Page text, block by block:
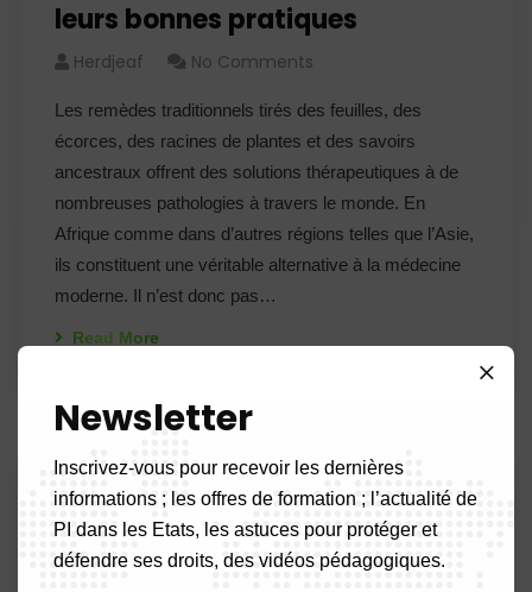
leurs bonnes pratiques
Herdjeaf No Comments
Les remèdes traditionnels tirés des feuilles, des
écorces, des racines de plantes et des savoirs
ancestraux offrent des solutions thérapeutiques à de
nombreuses pathologies à travers le monde. En
Afrique comme dans d’autres régions telles que l’Asie,
ils constituent une véritable alternative à la médecine
moderne. Il n’est donc pas…
Read More
01
Juil 26
Newsletter
Inscrivez-vous pour recevoir les dernières
informations ; les offres de formation ; l’actualité de
PI dans les Etats, les astuces pour protéger et
défendre ses droits, des vidéos pédagogiques.